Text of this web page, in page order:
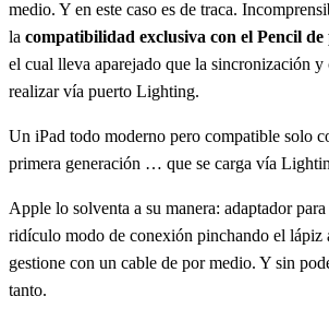
medio. Y en este caso es de traca.
la compatibilidad exclusiva con el Pencil
el cual lleva aparejado que la sincronización y
realizar vía puerto Lighting.
Un iPad todo moderno pero compatible solo
primera generación … que se carga vía
Apple lo solventa a su manera: adaptador
ridículo modo de conexión pinchando el lápiz
gestione con un cable de por medio. Y sin
tanto.